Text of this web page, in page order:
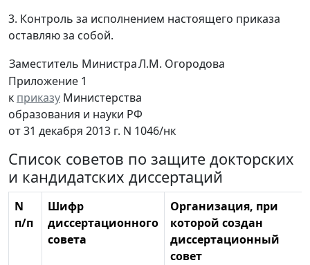
3. Контроль за исполнением настоящего приказа
оставляю за собой.
Заместитель МинистраЛ.М. Огородова
Приложение 1
к приказу Министерства
образования и науки РФ
от 31 декабря 2013 г. N 1046/нк
Список советов по защите докторских
и кандидатских диссертаций
N
п/п
Шифр
диссертационного
совета
Организация, при
которой создан
диссертационный
совет